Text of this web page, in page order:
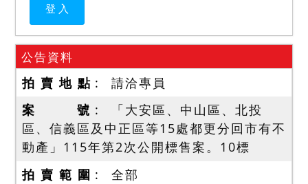
公告資料
拍 賣 地 點
請洽專員
案 號
「大安區、中山區、北投
區、信義區及中正區等15處都更分回市有不
動產」115年第2次公開標售案。10標
拍 賣 範 圍
全部